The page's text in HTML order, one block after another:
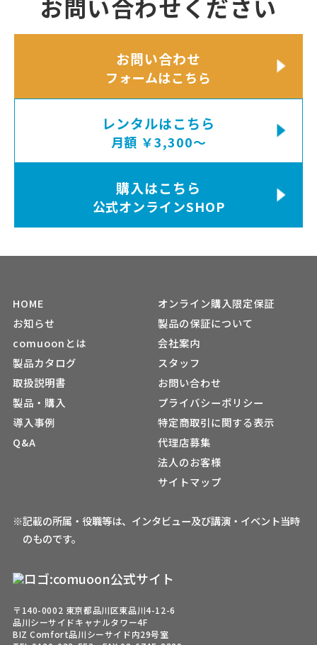
お問い合わせください
お問い合わせ
フォームはこちら
レンタルはこちら
月額 ￥3,300〜
購入はこちら
公式オンラインSHOP
HOME
お知らせ
comuoonとは
製品カタログ
取扱説明書
製品・購入
導入事例
Q&A
オンライン購入限定保証
製品の保証について
会社案内
スタッフ
お問い合わせ
プライバシーポリシー
特定商取引に関する表示
代理店募集
法人のお客様
サイトマップ
※記載の所属・役職等は、インタビュー及び講演・イベント当時
のものです。
〒140-0002 東京都品川区東品川4-12-6
品川シーサイドキャナルタワー4F
BIZ Comfort品川シーサイド内29号室